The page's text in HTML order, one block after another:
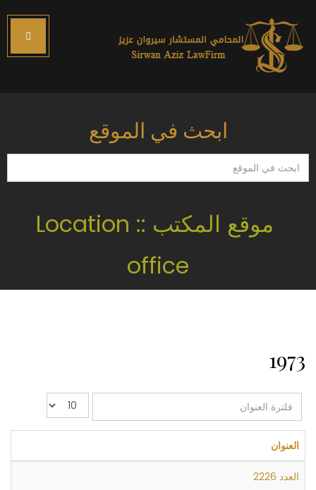
ابحث في الموقع
ابحث
في
موقع المكتب :: Location
office
1973
فلترة
العنوان
عدد
الإظهارات:
العنوان
العدد 2226